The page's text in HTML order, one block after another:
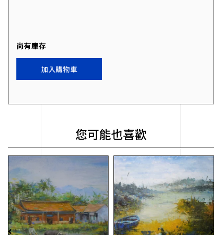
尚有庫存
加入購物車
您可能也喜歡